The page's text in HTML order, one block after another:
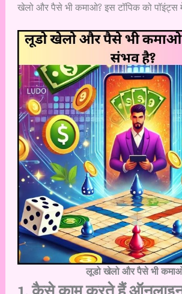
खेलो और पैसे भी कमाओ? इस टॉपिक को
लूडो खेलो और पैसे भी